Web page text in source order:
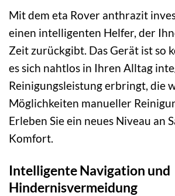
Mit dem eta Rover anthrazit
einen intelligenten Helfer, der
Zeit zurückgibt. Das Gerät ist so
es sich nahtlos in Ihren Alltag
Reinigungsleistung erbringt, die
Möglichkeiten manueller
Erleben Sie ein neues Niveau an
Komfort.
Intelligente Navigation und
Hindernisvermeidung